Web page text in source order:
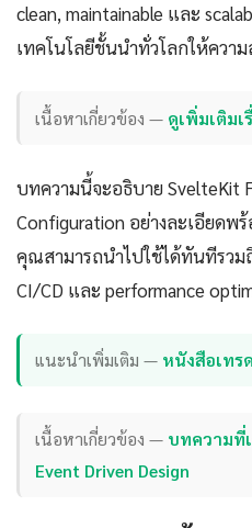
clean, maintainable และ
เทคโนโลยีชั้นนำทั่วโลกให้ควา
เนื้อหาเกี่ยวข้อง — ดูเพิ่มเติมเ
บทความนี้จะอธิบาย SvelteKit
Configuration อย่างละเอียดพ
คุณสามารถนำไปใช้ได้ทันทีรวม
CI/CD และ performance
แนะนำเพิ่มเติม — หนังสือเทร
เนื้อหาเกี่ยวข้อง — บทความที่
Event Driven Design